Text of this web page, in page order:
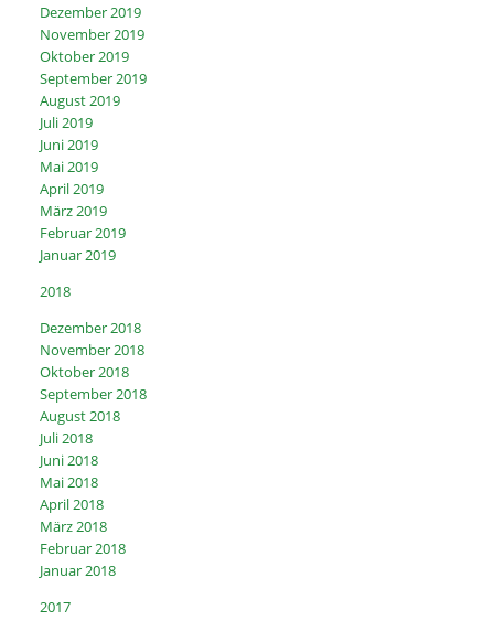
Dezember 2019
November 2019
Oktober 2019
September 2019
August 2019
Juli 2019
Juni 2019
Mai 2019
April 2019
März 2019
Februar 2019
Januar 2019
2018
Dezember 2018
November 2018
Oktober 2018
September 2018
August 2018
Juli 2018
Juni 2018
Mai 2018
April 2018
März 2018
Februar 2018
Januar 2018
2017